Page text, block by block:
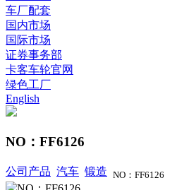
车厂配套
国内市场
国际市场
证券事务部
卡客车轮官网
绿色工厂
English
NO：FF6126
公司产品 汽车 锻造 NO：FF6126